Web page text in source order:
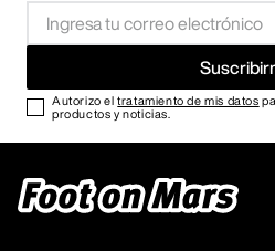
Autorizo eltratamiento de mis datos
productos y noticias.